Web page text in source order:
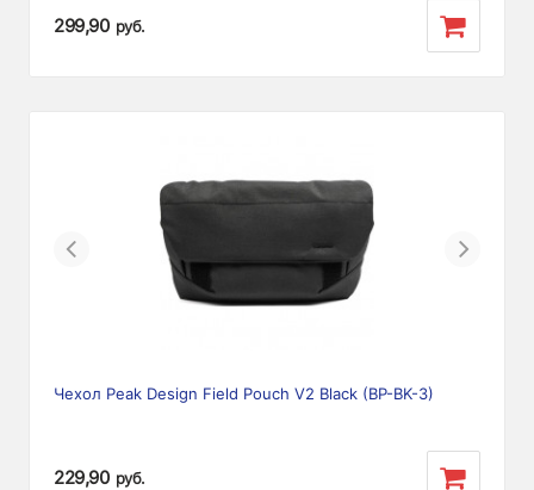
299,90 руб.
Previous Next
Чехол Peak Design Field Pouch V2 Black (BP-BK-3)
229,90 руб.